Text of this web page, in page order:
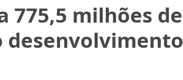
775,5 milhões de
desenvolvimento